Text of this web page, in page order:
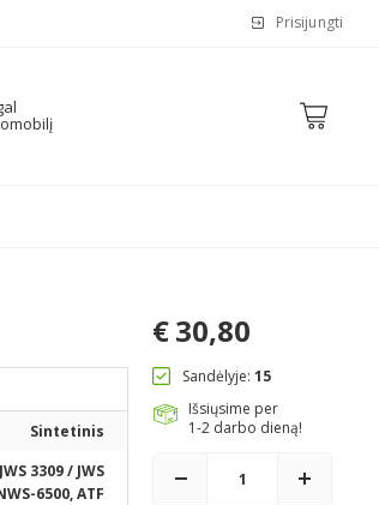
Prisijungti
Sintetinis
3309 / JWS
6500, ATF
Sandėlyje: 15
Išsiųsime per
1-2 darbo dieną!
€30,80